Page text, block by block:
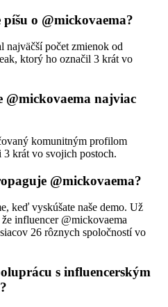
o @mickovaema?
najväčší počet zmienok od
ktorý ho označil 3 krát vo
najviac
komunitným profilom
krát vo svojich postoch.
@mickovaema?
keď vyskúšate naše demo. Už
influencer @mickovaema
26 rôznych spoločností vo
s influencerským